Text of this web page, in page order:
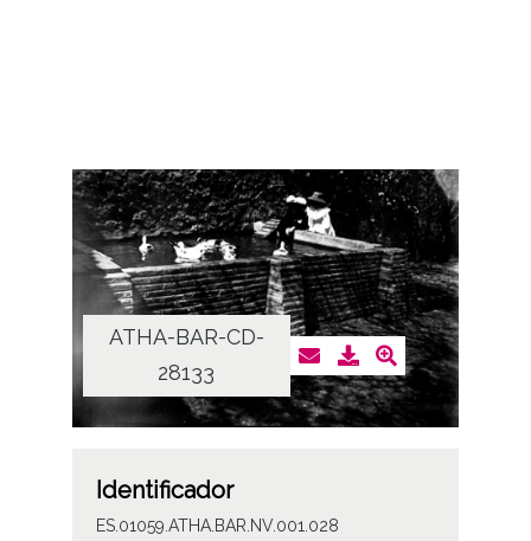
ATHA-BAR-CD-
28133
Identificador
ES.01059.ATHA.BAR.NV.001.028